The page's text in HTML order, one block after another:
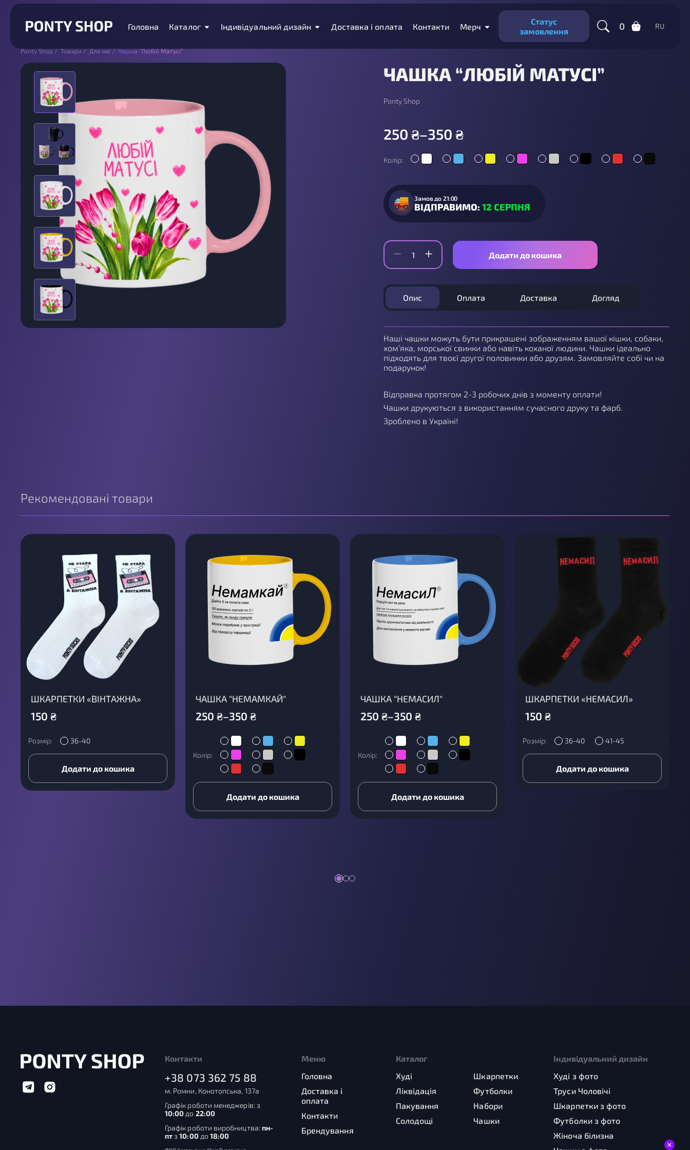
Головна Каталог Індивідуальний дизайн Доставка і оплата Контакти Мерч
Статус
замовлення
0 RU
Ponty Shop/Товари/Для неї/Чашка “Любій Матусі”
ЧАШКА “ЛЮБІЙ МАТУСІ”
Ponty Shop
250 ₴–350 ₴
Колір:
Замов до 21:00
ВІДПРАВИМО: 12 СЕРПНЯ
Додати до кошика
Опис Оплата Доставка Догляд
Наші чашки можуть бути прикрашені зображенням вашої кішки, собаки,
хом’яка, морської свинки або навіть коханої людини. Чашки ідеально
підходять для твоєї другої половинки або друзям. Замовляйте собі чи на
подарунок!
Відправка протягом 2-3 робочих днів з моменту оплати!
Чашки друкуються з використанням сучасного друку та фарб.
Зроблено в Україні!
Рекомендовані товари
ШКАРПЕТКИ «ВІНТАЖНА»
150 ₴
Розмір: 36-40
Додати до кошика
ЧАШКА "НЕМАМКАЙ"
250 ₴–350 ₴
Колір:
Додати до кошика
ЧАШКА "НЕМАСИЛ"
250 ₴–350 ₴
Колір:
Додати до кошика
ШКАРПЕТКИ «НЕМАСИЛ»
150 ₴
Розмір: 36-40 41-45
Додати до кошика
Контакти
+38 073 362 75 88
м. Ромни, Конотопська, 137а
Графік роботи менеджерів: з
10:00 до 22:00
Графік роботи виробництва: пн-
пт з10:00до 18:00
Меню
Головна
Доставка і
оплата
Контакти
Брендування
Каталог
Худі
Шкарпетки
Ліквідація
Футболки
Пакування
Набори
Солодощі
Чашки
Індивідуальний дизайн
Худі з фото
Труси Чоловічі
Шкарпетки з фото
Футболки з фото
Жіноча білизна